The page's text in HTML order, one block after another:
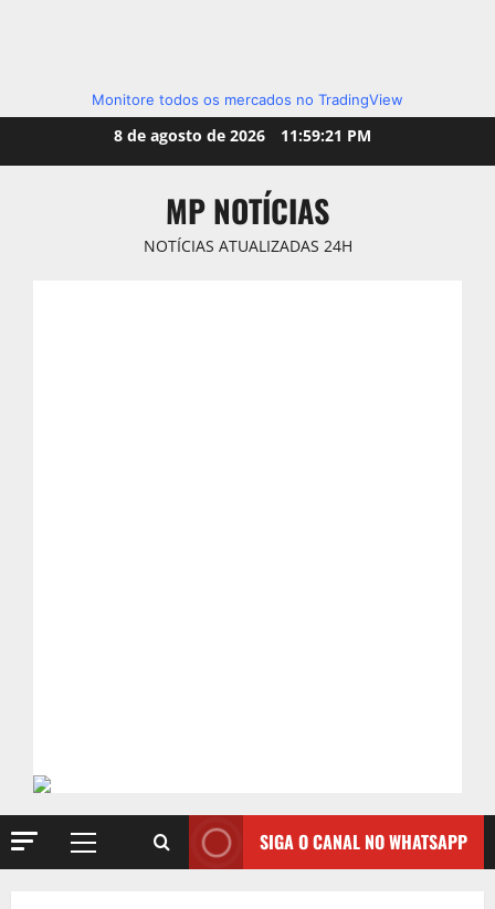
Monitore todos os mercados no TradingView
8 de agosto de 2026 11:59:22 PM
MP NOTÍCIAS
NOTÍCIAS ATUALIZADAS 24H
Primary
SIGA O CANAL NO WHATSAPP